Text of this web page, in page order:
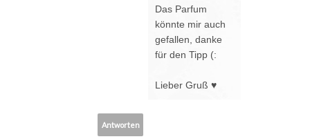
Das Parfum
könnte mir auch
gefallen, danke
für den Tipp (:
Lieber Gruß ♥
Antworten